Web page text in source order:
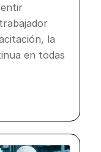
la
en todas